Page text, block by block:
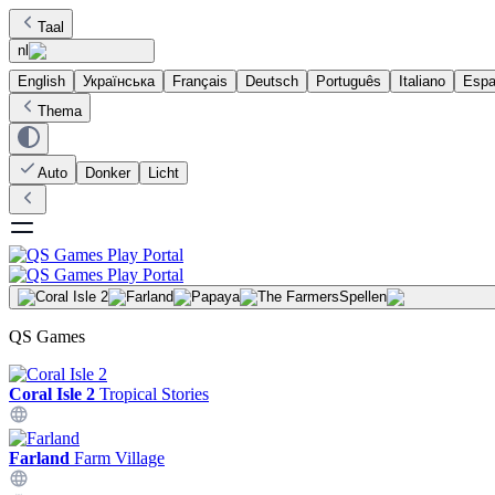
Taal
nl
English
Українська Français Deutsch Português Italiano
Thema
Auto Donker Licht
Spellen
QS Games
Coral Isle 2 Tropical Stories
Farland Farm Village